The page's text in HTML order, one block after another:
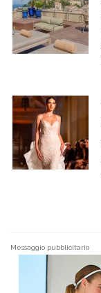
Messaggio pubblicitario